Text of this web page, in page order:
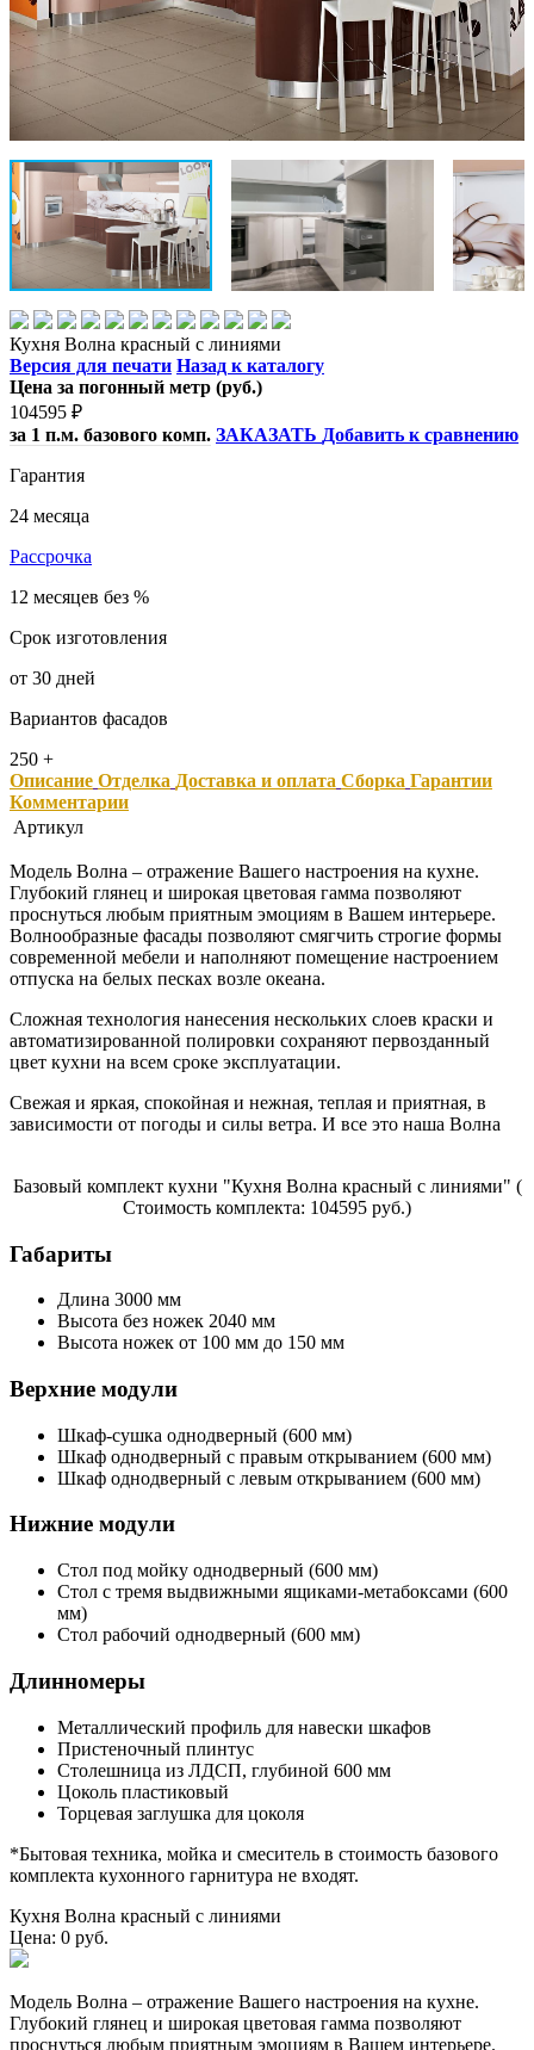
Кухня Волна красный с линиями
Версия для печати Назад к каталогу
Цена за погонный метр (руб.)
104595 ₽
за 1 п.м. базового комп. ЗАКАЗАТЬ Добавить к сравнению
Гарантия
24 месяца
Рассрочка
12 месяцев без %
Срок изготовления
от 30 дней
Вариантов фасадов
250 +
Описание Отделка Доставка и оплата Сборка Гарантии
Комментарии
Артикул
Модель Волна – отражение Вашего настроения на кухне.
Глубокий глянец и широкая цветовая гамма позволяют
проснуться любым приятным эмоциям в Вашем интерьере.
Волнообразные фасады позволяют смягчить строгие формы
современной мебели и наполняют помещение настроением
отпуска на белых песках возле океана.
Сложная технология нанесения нескольких слоев краски и
автоматизированной полировки сохраняют первозданный
цвет кухни на всем сроке эксплуатации.
Свежая и яркая, спокойная и нежная, теплая и приятная, в
зависимости от погоды и силы ветра. И все это наша Волна
Базовый комплект кухни "Кухня Волна красный с линиями" (
Стоимость комплекта: 104595 руб.)
Габариты
Длина 3000 мм
Высота без ножек 2040 мм
Высота ножек от 100 мм до 150 мм
Верхние модули
Шкаф-сушка однодверный (600 мм)
Шкаф однодверный с правым открыванием (600 мм)
Шкаф однодверный с левым открыванием (600 мм)
Нижние модули
Стол под мойку однодверный (600 мм)
Стол с тремя выдвижными ящиками-метабоксами (600
мм)
Стол рабочий однодверный (600 мм)
Длинномеры
Металлический профиль для навески шкафов
Пристеночный плинтус
Столешница из ЛДСП, глубиной 600 мм
Цоколь пластиковый
Торцевая заглушка для цоколя
*Бытовая техника, мойка и смеситель в стоимость базового
комплекта кухонного гарнитура не входят.
Кухня Волна красный с линиями
Цена: 0 руб.
Модель Волна – отражение Вашего настроения на кухне.
Глубокий глянец и широкая цветовая гамма позволяют
проснуться любым приятным эмоциям в Вашем интерьере.